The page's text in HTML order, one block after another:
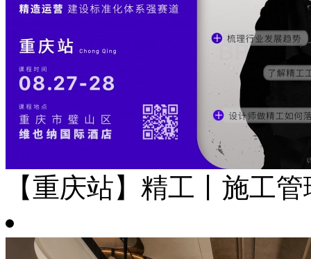
【重庆站】精工丨施工管